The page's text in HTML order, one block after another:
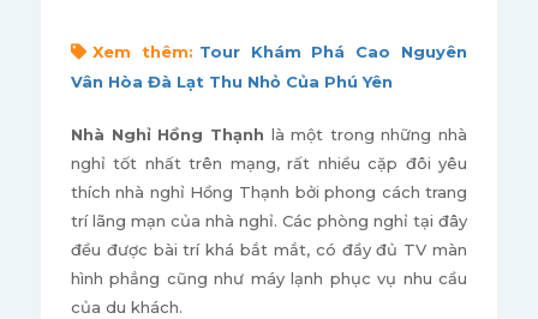
Xem thêm: Tour Khám Phá Cao Nguyên
Vân Hòa Đà Lạt Thu Nhỏ Của Phú Yên
Nhà Nghỉ Hồng Thạnh là một trong những nhà
nghỉ tốt nhất trên mạng, rất nhiều cặp đôi yêu
thích nhà nghỉ Hồng Thạnh bởi phong cách trang
trí lãng mạn của nhà nghỉ. Các phòng nghỉ tại đây
đều được bài trí khá bắt mắt, có đầy đủ TV màn
hình phẳng cũng như máy lạnh phục vụ nhu cầu
của du khách.